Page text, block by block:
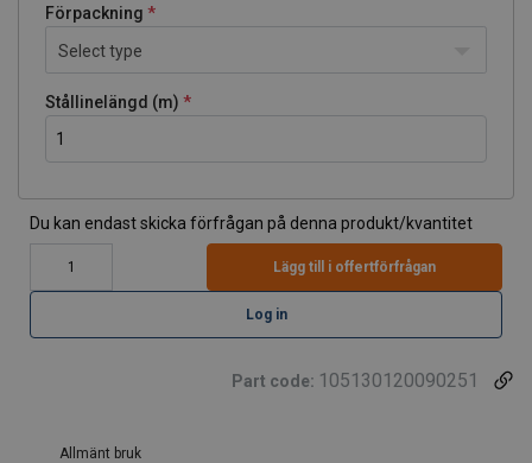
Förpackning
Select type
Stållinelängd (m)
Du kan endast skicka förfrågan på denna produkt/kvantitet
Lägg till i offertförfrågan
Log in
Part code: 105130120090251
Allmänt bruk